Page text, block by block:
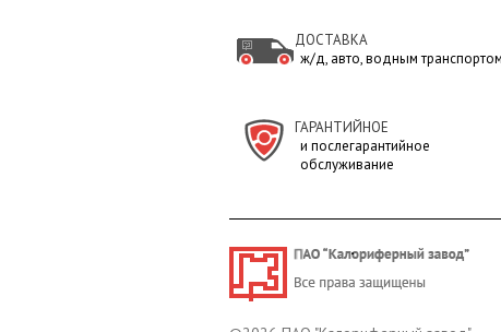
ДОСТАВКА
ж/д, авто, водным транспортом
ГАРАНТИЙНОЕ
и послегарантийное
обслуживание